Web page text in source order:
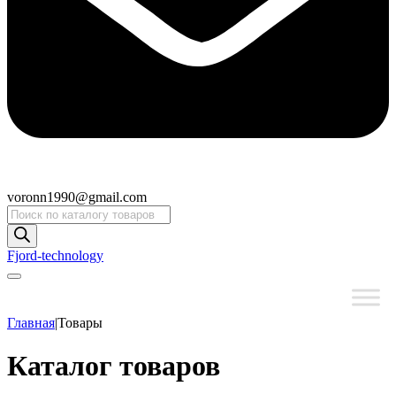
voronn1990@gmail.com
Поиск
товаров
Fjord-technology
Главная|Товары
Каталог товаров